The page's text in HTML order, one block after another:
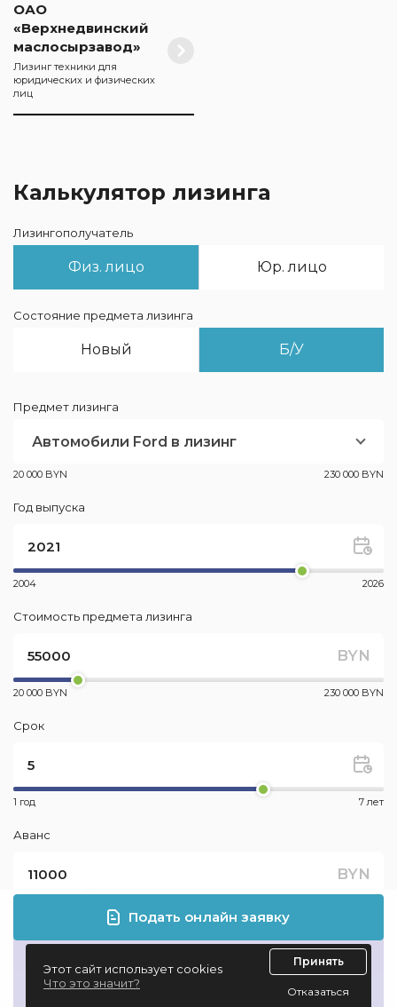
ОАО
«Верхнедвинский
маслосырзавод»
Лизинг техники для
юридических и физических
лиц
Калькулятор лизинга
Лизингополучатель
Физ. лицо Юр. лицо
Состояние предмета лизинга
Новый Б/У
Предмет лизинга
Автомобили Ford в лизинг
20 000 BYN 230 000 BYN
Год выпуска
2004 2026
Стоимость предмета лизинга
BYN
20 000 BYN 230 000 BYN
Срок
1 год 7 лет
Аванс
BYN
Месячный платеж
Этот сайт использует cookies
Что это значит?
Принять
Отказаться
Подать онлайн заявку